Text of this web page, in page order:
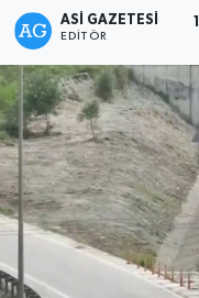
ASI GAZETESI
EDITÖR